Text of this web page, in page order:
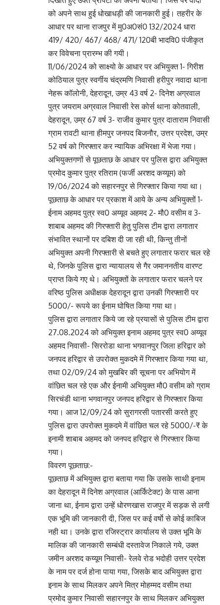
को अपने साथ हुई धोखाधड़ी की जानकारी हुई। तहरीर के
आधार पर थाना राजपुर में मु0अ0सं0 132/2024 धारा
419/ 420/ 467/ 468/ 471/ 120बी भादवि0 पंजीकृत
कर विवेचना प्रारम्भ की गयी।
11/06/2024 को साक्ष्यो के आधार पर अभियुक्त 1- गिरीश
कोठियाल पुत्र स्वर्गीय चंद्रमणि निवासी हरीपुर नवादा थाना
नेहरू कॉलोनी, देहरादून, उम्र 43 वर्ष 2- दिनेश अग्रवाल
पुत्र जयराम अग्रवाल निवासी रेस कोर्स थाना कोतवाली,
देहरादून, उम्र 67 वर्ष 3- राजीव कुमार पुत्र दाताराम निवासी
ग्राम रावटी थाना हीमपुर जनपद बिजनौर, उत्तर प्रदेश, उम्र
52 वर्ष को गिरफ्तार कर न्यायिक अभिरक्षा में भेजा गया।
अभियुक्तगणों से पूछताछ के आधार पर पुलिस द्वारा अभियुक्त
प्रमोद कुमार पुत्र रतिराम (फर्जी अरशद कय्यूम) को
19/06/2024 को सहारनपुर से गिरफ्तार किया गया था।
पूछताछ के आधार पर प्रकाश में आये के अन्य अभियुक्तों 1-
ईनाम अहमद पुत्र स्व0 अय्यूव अहमद 2- मौ0 वसीम व 3-
शाबाब अहमद की गिरफ्तारी हेतु पुलिस टीम द्वारा लगातार
संभावित स्थानों पर दबिश दी जा रही थी, किन्तु तीनों
अभियुक्त अपनी गिरफ्तारी से बचते हुए लगातार फरार चल रहे
थे, जिनके पुलिस द्वारा न्यायालय से गैर जमाननतीय वारण्ट
प्राप्त किये गए थे। अभियुक्तों के लगातार फरार चलने पर
वरिष्ठ पुलिस अधीक्षक देहरादून द्वारा उनकी गिरफ्तारी पर
5000/- रूपये का ईनाम घोषित किया गया था।
पुलिस द्वारा लगातार किये जा रहे प्रयासों से पुलिस टीम द्वारा
27.08.2024 को अभियुक्त इनाम अहमद पुत्र स्व0 अय्यूव
अहमद निवासी- सिररोडा थाना भगवानपुर जिला हरिद्वार को
जनपद हरिद्वार से उपरोक्त मुकदमे में गिरफ्तार किया गया था,
तथा 02/09/24 को मुखबिर की सूचना पर अभियोग में
वांछित चल रहे एक और ईनामी अभियुक्त मौ0 वसीम को ग्राम
सिरचंडी थाना भगवानपुर जनपद हरिद्वार से गिरफ्तार किया
गया। आज 12/09/24 को सुरागरसी पतारसी करते हुए
पुलिस द्वारा उपरोक्त मुकदमे में वांछित चल रहे 5000/-₹ के
इनामी शाबाब अहमद को जनपद हरिद्वार से गिरफ्तार किया
गया।
विवरण पूछताछ:-
पूछताछ में अभियुक्त द्वारा बताया गया कि उसके साथी इनाम
का देहरादून में दिनेश अग्रवाल (आर्किटेक्ट) के पास आना
जाना था, ईनाम द्वारा उन्हें धोरणखास राजपुर में सड़क से लगी
एक भूमि की जानकारी दी, जिस पर कई वर्षाे से कोई काबिज
नही था। उनके द्वारा रजिस्ट्रार कार्यालय से उक्त भूमि के
मालिक की जानकारी सम्बंधी दस्तावेज निकाले गये, उक्त
जमीन अरशद कय्यूम निवासी- रेलवे रोड भदोही उत्तर प्रदेश
के नाम पर दर्ज होना पाया गया, जिसके बाद अभियुक्त द्वारा
इनाम के साथ मिलकर अपने मित्र मोहम्मद वसीम तथा
प्रमोद कुमार निवासी सहारनपुर के साथ मिलकर अभियुक्त